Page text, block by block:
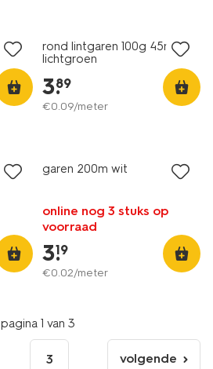
rond lintgaren 100g 45m
lichtgroen
3.
89
€0.09/meter
garen 200m wit
online nog 3 stuks op
voorraad
3.
19
€0.02/meter
pagina 1 van 3
3 volgende